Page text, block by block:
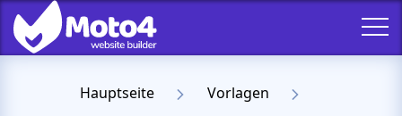
Hauptseite
Vorlagen